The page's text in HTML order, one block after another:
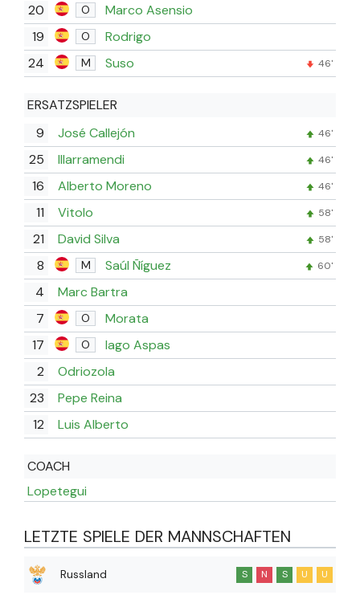
20 O
Marco Asensio
19
O
Rodrigo
24
M Suso 46'
ERSATZSPIELER
9
José Callejón 46'
25 Illarramendi 46'
16 Alberto Moreno 46'
11 Vitolo 58'
21 David Silva 58'
8 M Saúl Ñíguez 60'
4
Marc Bartra
7
O
Morata
17
O
Iago Aspas
2
Odriozola
23
Pepe Reina
12
Luis Alberto
COACH
Lopetegui
LETZTE SPIELE DER MANNSCHAFTEN
Russland S N S U U